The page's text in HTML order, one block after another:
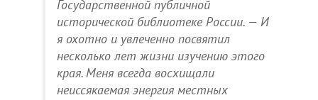
Государственной публичной
исторической библиотеке России. — И
я охотно и увлеченно посвятил
несколько лет жизни изучению этого
края. Меня всегда восхищали
неиссякаемая энергия местных